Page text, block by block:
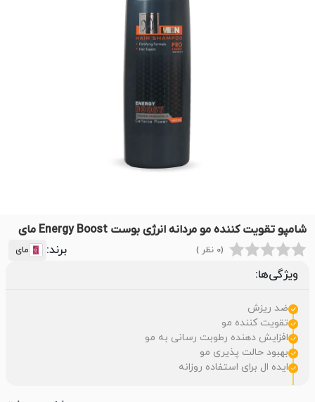
شامپو تقویت کننده مو مردانه انرژی بوست Energy Boost مای
(0 نظر ) برند: مای
ویژگی‌ها:
ضد ریزش
تقویت کننده مو
افزایش دهنده رطوبت رسانی به مو
بهبود حالت پذیری مو
ایده ال برای استفاده روزانه